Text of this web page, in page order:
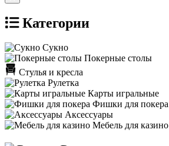
Категории
Сукно
Покерные столы
Стулья и кресла
Рулетка
Карты игральные
Фишки для покера
Аксессуары
Мебель для казино